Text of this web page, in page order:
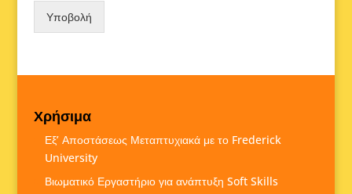
Υποβολή
Χρήσιμα
Εξ’ Αποστάσεως Μεταπτυχιακά με το Frederick
University
Βιωματικό Εργαστήριο για ανάπτυξη Soft Skills